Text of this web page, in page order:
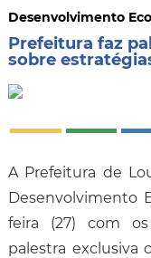
Desenvolvimento
Prefeitura faz
sobre
A Prefeitura de
Desenvolvimento
feira (27) com
palestra exclusiva